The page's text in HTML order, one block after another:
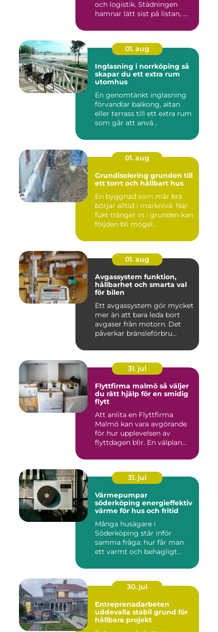
och logistik. Städningen
hamnar lätt sist på listan, ...
01. aug
Inglasning i norrköping så
skapar du ett extra rum
utomhus
En genomtänkt inglasning
förvandlar balkong, altan
eller terrass till ett extra rum
som går att anvä...
01. aug
Grundisolering grunden till
ett torrt och hållbart hus
En byggnad som mår bra
börjar alltid i marknivå. När
fukt tränger in i grunden kan
följden bli mögel...
01. aug
Avgassystem funktion,
hållbarhet och smarta val
för bilen
Ett avgassystem gör mycket
mer än att bara leda bort
avgaser från motorn. Det
påverkar bränsleförbru...
31. jul
Flyttfirma malmö så väljer
du rätt hjälp för en smidig
flytt
Att anlita en Flyttfirma
Malmö kan vara avgörande
för hur upplevelsen av
flyttdagen blir. En välplan...
31. jul
Värmepumpar
söderköping energieffektiv
värme för hus och fritid
Många husägare i
Söderköping står inför
samma fråga: hur får man
ett varmt och behagligt
30. jul
Entreprenadarbeten
uddevalla stabil grund för
hållbara projekt